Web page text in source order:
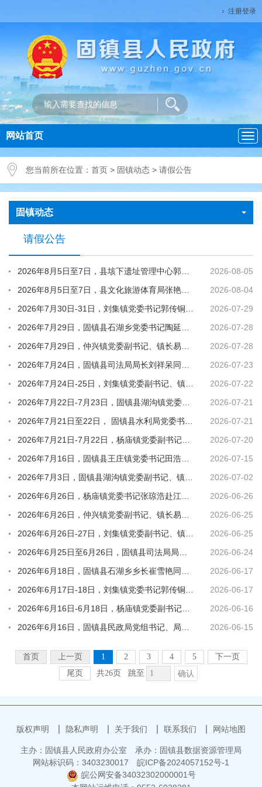
注册登录
导
航
网站首页
您当前所在位置： 首页 > 固镇动态 > 请假公告
固镇动态
请假公告
2026-08-05
2026年8月5日至7日，县垓下遗址管理中心郭勇主任赴西安市参加淮河（安徽段）文化旅游大环线202...
2026-08-04
2026年8月5日至7日，县文化旅游体育局张艳梅局长赴 西安市参加淮河（安徽段）文化旅游大环线202...
2026-07-29
2026年7月30日-31日，刘集镇党委书记郭传铜同志赴浙江宁波市外出考察学习
2026-07-28
2026年7月29日，固镇县石湖乡党委书记陶延保同志赴义乌考察学习
2026-07-28
2026年7月29日，仲兴镇党委副书记、镇长易珊珊赴安徽省芜湖市外出考察
2026-07-23
2026年7月24日，固镇县司法局局长刘祥呆同志赴江苏省扬州市招商考察
2026-07-22
2026年7月24日-25日，刘集镇党委副书记、镇长周二府同志赴泰州市外出考察学习
2026-07-21
2026年7月22日-7月23日，固镇县湖沟镇党委副书记、镇长崔怀军赴江苏省苏州市开展考察学习活动
2026-07-21
2026年7月21日至22日， 固镇县水利局党委书记、局长戴素芳赴山东省潍坊市招商考察
2026-07-20
2026年7月21日-7月22日，杨庙镇党委副书记、镇长刘奇奇赴浙江省宁波市开展学习考察活动
2026-07-15
2026年7月16日，固镇县王庄镇党委书记田浩同志赴合肥市考察学习
2026-07-02
2026年7月3日，固镇县湖沟镇党委副书记、镇长崔怀军赴宿州市砀山县开展考察学习活动
2026-06-26
2026年6月26日，杨庙镇党委书记张琼浩赴江苏省南京市开展考察学习活动
2026-06-25
2026年6月26日，仲兴镇党委副书记、镇长易珊珊同志赴合肥市招商考察
2026-06-25
2026年6月26日-27日，刘集镇党委副书记、镇长人选周二府同志赴台州玉环市外出考察学习。
2026-06-24
2026年6月25日至6月26日，固镇县司法局局长刘祥呆同志赴浙江省义乌市招商考察。
2026-06-17
2026年6月18日，固镇县石湖乡乡长崔雪艳同志赴芜湖考察学习
2026-06-17
2026年6月17日-18日，刘集镇党委书记郭传铜同志赴常州、江阴、苏州市外出考察学习。
2026-06-16
2026年6月16日-6月18日，杨庙镇党委副书记、镇长刘奇奇赴温州、台州开展学习考察活动
2026-06-15
2026年6月16日，固镇县民政局党组书记、局长宋洪涛赴山东省德州市进行招商考察
首页 上一页 1 2 3 4 5
下一页
尾页
共26页 跳至 确认
版权声明 隐私声明 关于我们 联系我们 网站地图
主办：固镇县人民政府办公室
承办：固镇县数据资源管理局
网站标识码：3403230017
皖ICP备2024057152号-1
皖公网安备34032302000001号